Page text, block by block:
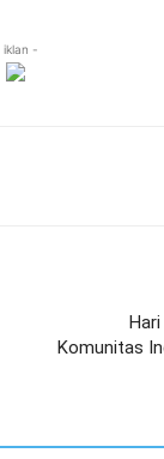
iklan -
Komunitas